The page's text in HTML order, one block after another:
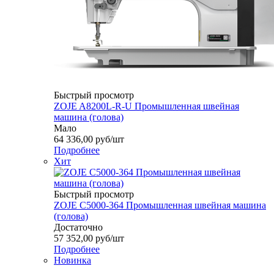
Быстрый просмотр
ZOJE A8200L-R-U Промышленная швейная
машина (голова)
Мало
64 336,00 руб/шт
Подробнее
Хит
Быстрый просмотр
ZOJE C5000-364 Промышленная швейная машина
(голова)
Достаточно
57 352,00 руб/шт
Подробнее
Новинка